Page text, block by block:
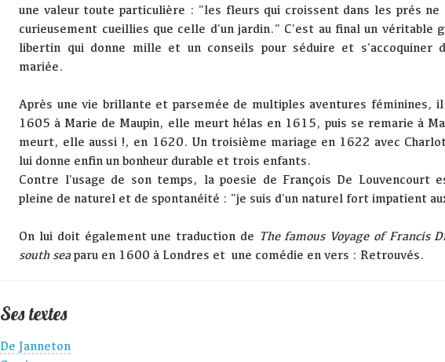
une valeur toute particulière : "les fleurs qui croissent dans les prés ne
curieusement cueillies que celle d'un jardin." C'est au final un véritable
libertin qui donne mille et un conseils pour séduire et s'accoquiner
mariée.
Après une vie brillante et parsemée de multiples aventures féminines,
1605 à Marie de Maupin, elle meurt hélas en 1615, puis se remarie à
meurt, elle aussi !, en 1620. Un troisième mariage en 1622 avec
lui donne enfin un bonheur durable et trois enfants.
Contre l'usage de son temps, la poesie de François De Louvencourt
pleine de naturel et de spontanéité : "je suis d'un naturel fort impatient
On lui doit également une traduction de The famous Voyage of Francis
south seaparu en 1600 à Londres et une comédie en vers : Retrouvés.
Ses textes
De Janneton